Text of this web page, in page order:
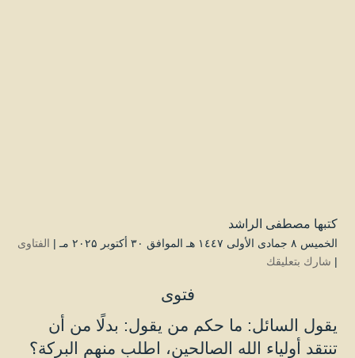
كتبها مصطفى الراشد
الخميس ۸ جمادى الأولى ۱٤٤۷ هـ الموافق ۳۰ أكتوبر ۲۰۲۵ مـ |
الفتاوى
| شارك بتعليقك
فتوى
يقول السائل: ما حكم من يقول: بدلًا من أن
تنتقد أولياء الله الصالحين، اطلب منهم البركة؟